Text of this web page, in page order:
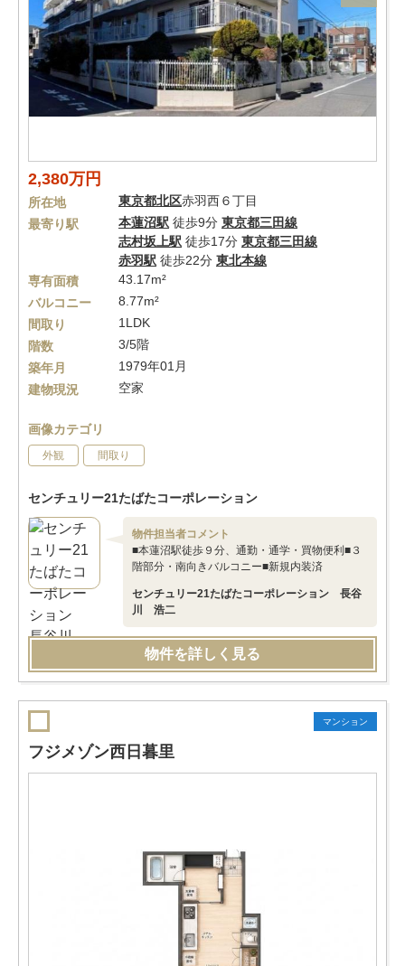
2,380万円
所在地 東京都北区赤羽西６丁目
最寄り駅
本蓮沼駅 徒歩9分 東京都三田線
志村坂上駅 徒歩17分 東京都三田線
赤羽駅 徒歩22分 東北本線
専有面積
43.17m²
バルコニー
8.77m²
間取り
1LDK
階数
3/5階
築年月
1979年01月
建物現況
空家
画像カテゴリ
外観 間取り
センチュリー21たばたコーポレーション
物件担当者コメント
■本蓮沼駅徒歩９分、通勤・通学・買物便利■３
階部分・南向きバルコニー■新規内装済
センチュリー21たばたコーポレーション 長谷
川 浩二
物件を詳しく見る
マンション
フジメゾン西日暮里